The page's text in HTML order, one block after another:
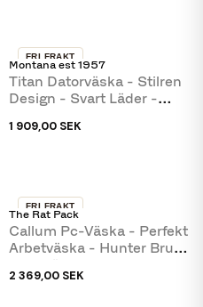
Montana est 1957
Titan Datorväska - Stilren
Design - Svart Läder -
1 909,00 SEK
FRI FRAKT
The Rat Pack
Callum Pc-Väska - Perfekt
Arbetväska - Hunter Brun
2 369,00 SEK
FRI FRAKT